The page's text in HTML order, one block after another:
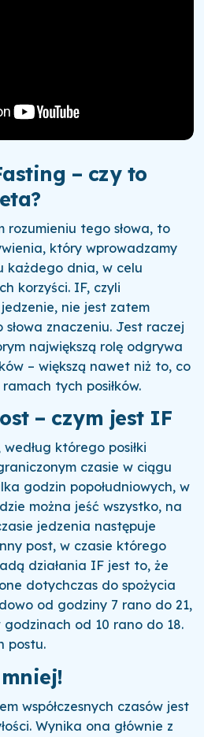
– czy to
rozumieniu tego słowa, to
który wprowadzamy
każdego dnia, w celu
korzyści. IF, czyli
nie jest zatem
słowa znaczeniu. Jest raczej
największą rolę odgrywa
– większą nawet niż to, co
tych posiłków.
– czym jest IF
którego posiłki
czasie w ciągu
godzin popołudniowych, w
można jeść wszystko, na
jedzenia następuje
post, w czasie którego
działania IF jest to, że
dotychczas do spożycia
od godziny 7 rano do 21,
godzinach od 10 rano do 18.
postu.
współczesnych czasów jest
Wynika ona głównie z